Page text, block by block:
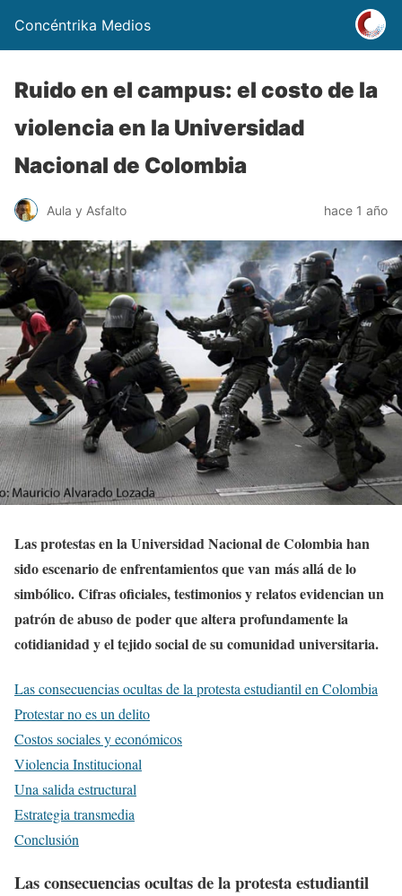
Concéntrika Medios
Ruido en el campus: el costo de la
violencia en la Universidad
Nacional de Colombia
Aula y Asfalto hace 1 año
Las protestas en la Universidad Nacional de Colombia han
sido escenario de enfrentamientos que van más allá de lo
simbólico. Cifras oficiales, testimonios y relatos evidencian un
patrón de abuso de poder que altera profundamente la
cotidianidad y el tejido social de su comunidad universitaria.
Las consecuencias ocultas de la protesta estudiantil en Colombia
Protestar no es un delito
Costos sociales y económicos
Violencia Institucional
Una salida estructural
Estrategia transmedia
Conclusión
Las consecuencias ocultas de la protesta estudiantil